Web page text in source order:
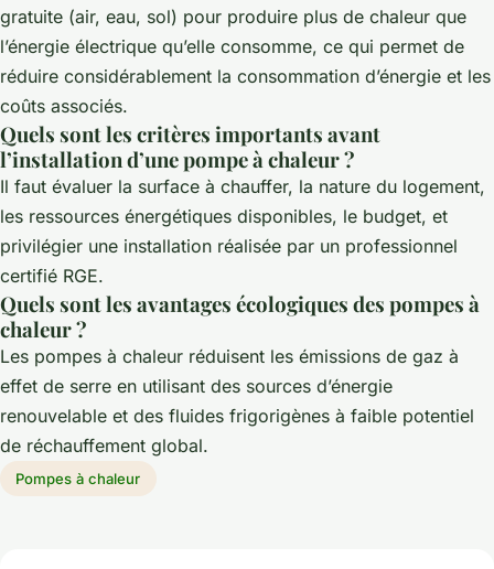
gratuite (air, eau, sol) pour produire plus de chaleur que
l’énergie électrique qu’elle consomme, ce qui permet de
réduire considérablement la consommation d’énergie et les
coûts associés.
Quels sont les critères importants avant
l’installation d’une pompe à chaleur ?
Il faut évaluer la surface à chauffer, la nature du logement,
les ressources énergétiques disponibles, le budget, et
privilégier une installation réalisée par un professionnel
certifié RGE.
Quels sont les avantages écologiques des pompes à
chaleur ?
Les pompes à chaleur réduisent les émissions de gaz à
effet de serre en utilisant des sources d’énergie
renouvelable et des fluides frigorigènes à faible potentiel
de réchauffement global.
Pompes à chaleur